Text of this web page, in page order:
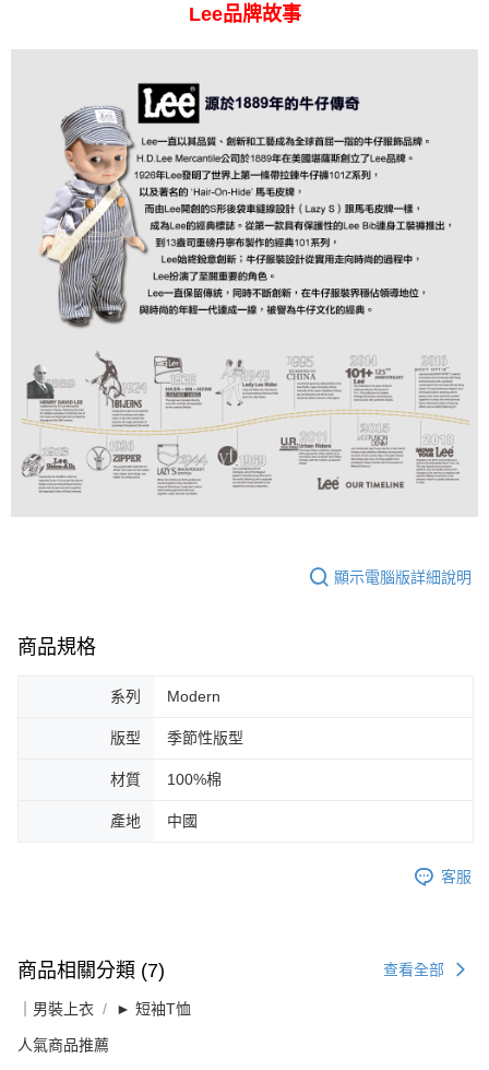
Lee品牌故事
顯示電腦版詳細說明
商品規格
系列 Modern
版型 季節性版型
材質 100%棉
產地 中國
客服
商品相關分類 (7) 查看全部
｜男裝上衣 ► 短袖T恤
人氣商品推薦